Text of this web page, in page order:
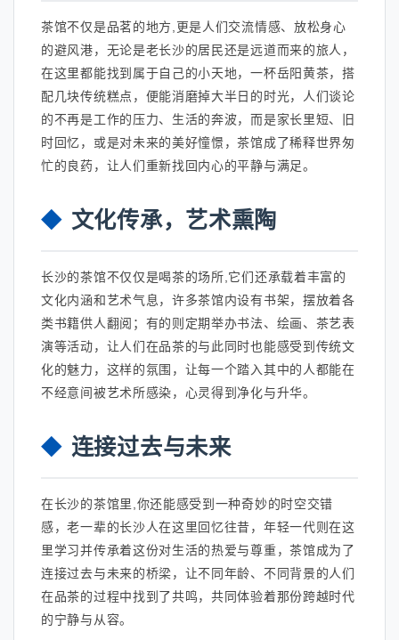
茶馆不仅是品茗的地方,更是人们交流情感、放松身心
的避风港，无论是老长沙的居民还是远道而来的旅人，
在这里都能找到属于自己的小天地，一杯岳阳黄茶，搭
配几块传统糕点，便能消磨掉大半日的时光，人们谈论
的不再是工作的压力、生活的奔波，而是家长里短、旧
时回忆，或是对未来的美好憧憬，茶馆成了稀释世界匆
忙的良药，让人们重新找回内心的平静与满足。
文化传承，艺术熏陶
长沙的茶馆不仅仅是喝茶的场所,它们还承载着丰富的
文化内涵和艺术气息，许多茶馆内设有书架，摆放着各
类书籍供人翻阅；有的则定期举办书法、绘画、茶艺表
演等活动，让人们在品茶的与此同时也能感受到传统文
化的魅力，这样的氛围，让每一个踏入其中的人都能在
不经意间被艺术所感染，心灵得到净化与升华。
连接过去与未来
在长沙的茶馆里,你还能感受到一种奇妙的时空交错
感，老一辈的长沙人在这里回忆往昔，年轻一代则在这
里学习并传承着这份对生活的热爱与尊重，茶馆成为了
连接过去与未来的桥梁，让不同年龄、不同背景的人们
在品茶的过程中找到了共鸣，共同体验着那份跨越时代
的宁静与从容。